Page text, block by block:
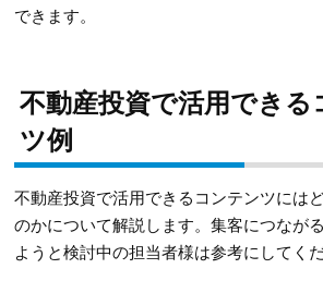
できます。
不動産投資で活用できる
ツ例
不動産投資で活用できるコンテンツには
のかについて解説します。集客につなが
ようと検討中の担当者様は参考にしてくだ